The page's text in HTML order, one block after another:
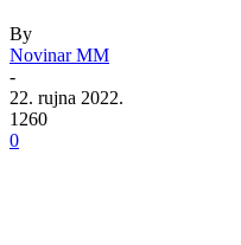
By
Novinar MM
-
22. rujna 2022.
1260
0